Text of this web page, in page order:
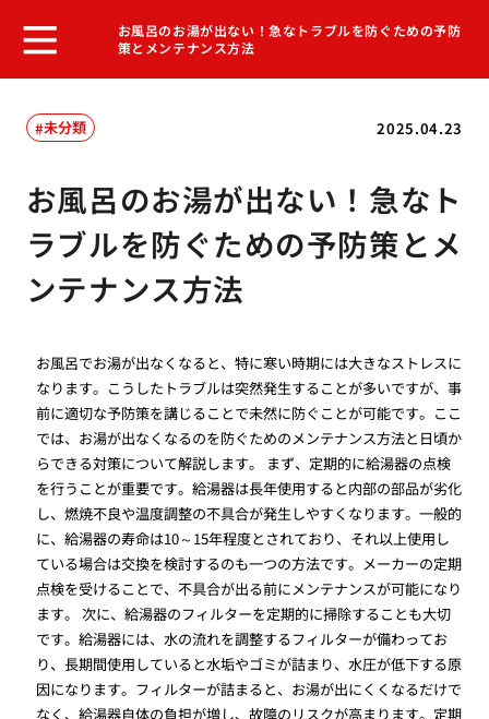
お風呂のお湯が出ない！急なトラブルを防ぐための予防
策とメンテナンス方法
2025.04.23
未分類
お風呂のお湯が出ない！急なト
ラブルを防ぐための予防策とメ
ンテナンス方法
お風呂でお湯が出なくなると、特に寒い時期には大きなストレスに
なります。こうしたトラブルは突然発生することが多いですが、事
前に適切な予防策を講じることで未然に防ぐことが可能です。ここ
では、お湯が出なくなるのを防ぐためのメンテナンス方法と日頃か
らできる対策について解説します。 まず、定期的に給湯器の点検
を行うことが重要です。給湯器は長年使用すると内部の部品が劣化
し、燃焼不良や温度調整の不具合が発生しやすくなります。一般的
に、給湯器の寿命は10～15年程度とされており、それ以上使用し
ている場合は交換を検討するのも一つの方法です。メーカーの定期
点検を受けることで、不具合が出る前にメンテナンスが可能になり
ます。 次に、給湯器のフィルターを定期的に掃除することも大切
です。給湯器には、水の流れを調整するフィルターが備わってお
り、長期間使用していると水垢やゴミが詰まり、水圧が低下する原
因になります。フィルターが詰まると、お湯が出にくくなるだけで
なく、給湯器自体の負担が増し、故障のリスクが高まります。定期